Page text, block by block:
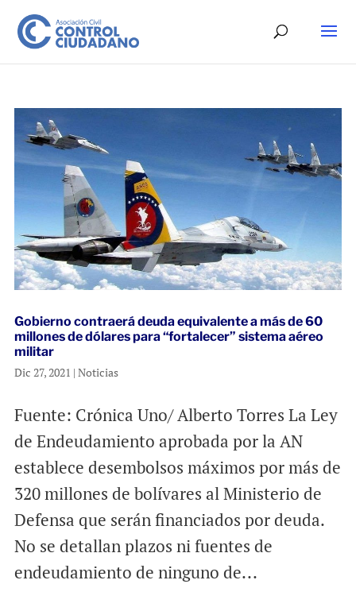
Gobierno contraerá deuda equivalente a más de 60
millones de dólares para “fortalecer” sistema aéreo
militar
Dic 27, 2021 | Noticias
Fuente: Crónica Uno/ Alberto Torres La Ley
de Endeudamiento aprobada por la AN
establece desembolsos máximos por más de
320 millones de bolívares al Ministerio de
Defensa que serán financiados por deuda.
No se detallan plazos ni fuentes de
endeudamiento de ninguno de...